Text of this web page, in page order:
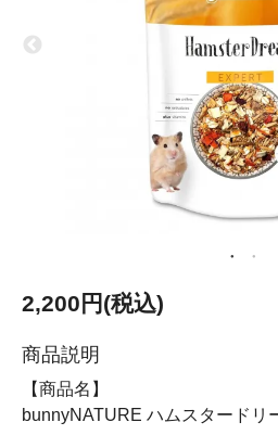
2,200円(税込)
商品説明
【商品名】
bunnyNATURE ハムスタードリ